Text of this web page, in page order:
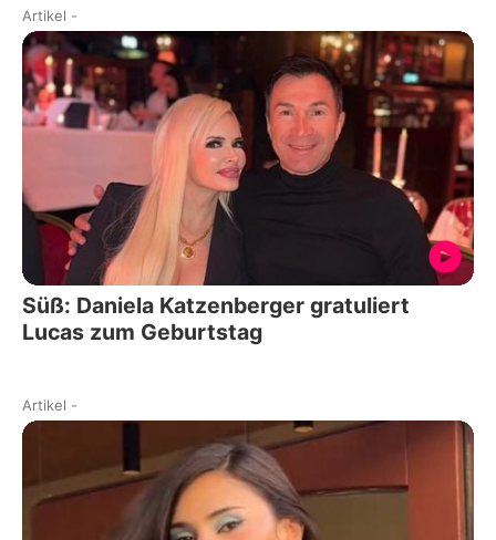
Artikel -
Süß: Daniela Katzenberger gratuliert
Lucas zum Geburtstag
Artikel -